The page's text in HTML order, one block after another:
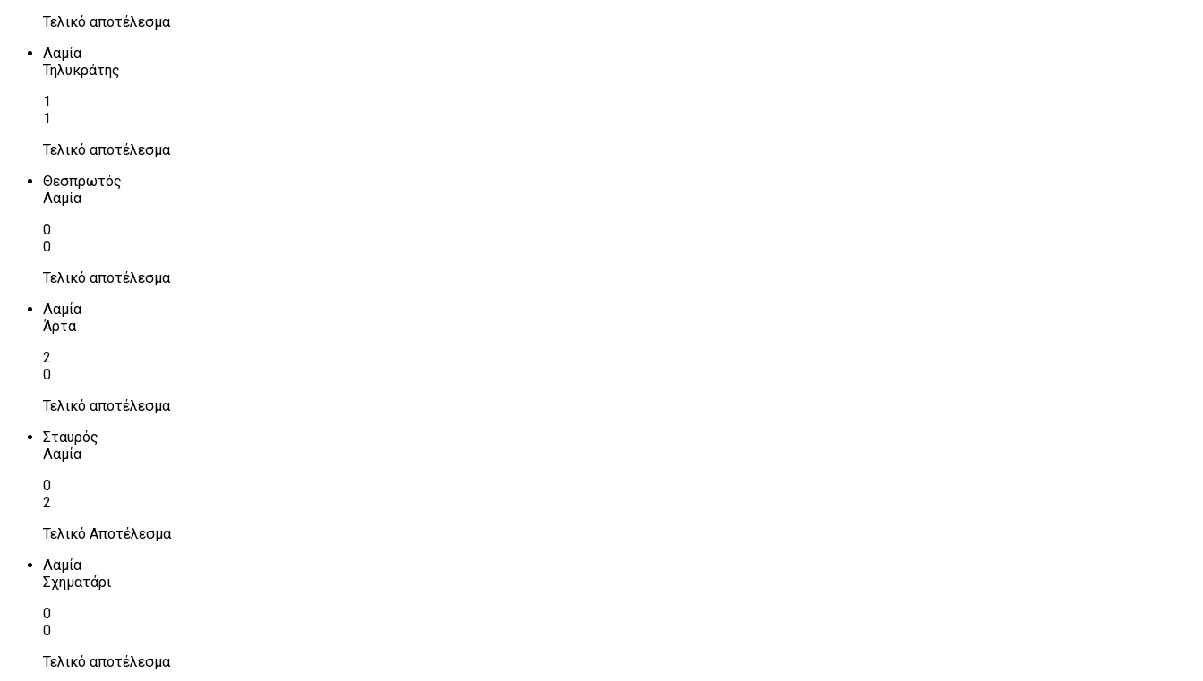
Τελικό αποτέλεσμα
Λαμία
Τηλυκράτης
1
1
Τελικό αποτέλεσμα
Θεσπρωτός
Λαμία
0
0
Τελικό αποτέλεσμα
Λαμία
Άρτα
2
0
Τελικό αποτέλεσμα
Σταυρός
Λαμία
0
2
Τελικό Αποτέλεσμα
Λαμία
Σχηματάρι
0
0
Τελικό αποτέλεσμα